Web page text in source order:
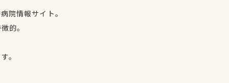
院情報サイト。
的。
。